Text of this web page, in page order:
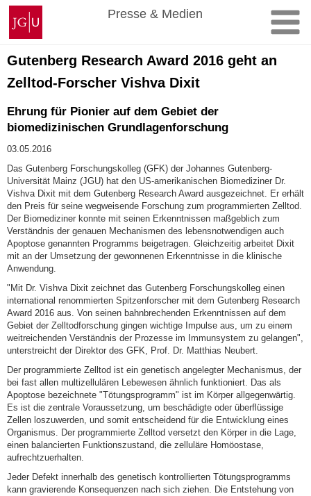
Zum
Inhalt
springen
Johannes
Gutenberg-
Universität
Mainz
Presse & Medien
Gutenberg Research Award 2016 geht an
Zelltod-Forscher Vishva Dixit
Ehrung für Pionier auf dem Gebiet der
biomedizinischen Grundlagenforschung
03.05.2016
Das Gutenberg Forschungskolleg (GFK) der Johannes Gutenberg-
Universität Mainz (JGU) hat den US-amerikanischen Biomediziner Dr.
Vishva Dixit mit dem Gutenberg Research Award ausgezeichnet. Er erhält
den Preis für seine wegweisende Forschung zum programmierten Zelltod.
Der Biomediziner konnte mit seinen Erkenntnissen maßgeblich zum
Verständnis der genauen Mechanismen des lebensnotwendigen auch
Apoptose genannten Programms beigetragen. Gleichzeitig arbeitet Dixit
mit an der Umsetzung der gewonnenen Erkenntnisse in die klinische
Anwendung.
"Mit Dr. Vishva Dixit zeichnet das Gutenberg Forschungskolleg einen
international renommierten Spitzenforscher mit dem Gutenberg Research
Award 2016 aus. Von seinen bahnbrechenden Erkenntnissen auf dem
Gebiet der Zelltodforschung gingen wichtige Impulse aus, um zu einem
weitreichenden Verständnis der Prozesse im Immunsystem zu gelangen",
unterstreicht der Direktor des GFK, Prof. Dr. Matthias Neubert.
Der programmierte Zelltod ist ein genetisch angelegter Mechanismus, der
bei fast allen multizellulären Lebewesen ähnlich funktioniert. Das als
Apoptose bezeichnete "Tötungsprogramm" ist im Körper allgegenwärtig.
Es ist die zentrale Voraussetzung, um beschädigte oder überflüssige
Zellen loszuwerden, und somit entscheidend für die Entwicklung eines
Organismus. Der programmierte Zelltod versetzt den Körper in die Lage,
einen balancierten Funktionszustand, die zelluläre Homöostase,
aufrechtzuerhalten.
Jeder Defekt innerhalb des genetisch kontrollierten Tötungsprogramms
kann gravierende Konsequenzen nach sich ziehen. Die Entstehung von